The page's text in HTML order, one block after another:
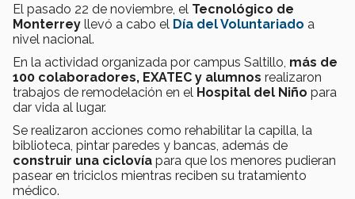
El pasado 22 de noviembre, el Tecnológico de
Monterrey llevó a cabo el Día del Voluntariado a
nivel nacional.
En la actividad organizada por campus Saltillo, más de
100 colaboradores, EXATEC y alumnos realizaron
trabajos de remodelación en el Hospital del Niño para
dar vida al lugar.
Se realizaron acciones como rehabilitar la capilla, la
biblioteca, pintar paredes y bancas, además de
construir una ciclovía para que los menores pudieran
pasear en triciclos mientras reciben su tratamiento
médico.